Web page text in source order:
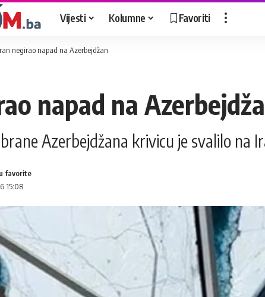
Vijesti Kolumne Favoriti
negirao napad na Azerbejdžan
napad na
Azerbejdžana krivicu je svalilo na
15:08